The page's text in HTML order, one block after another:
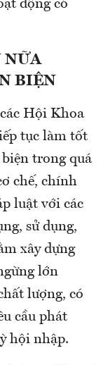
động có
NỮA
BIỆN
Hội Khoa
tục làm tốt
trong quá
chế, chính
luật với các
sử dụng,
xây dựng
lớn
lượng, có
cầu phát
hội nhập.